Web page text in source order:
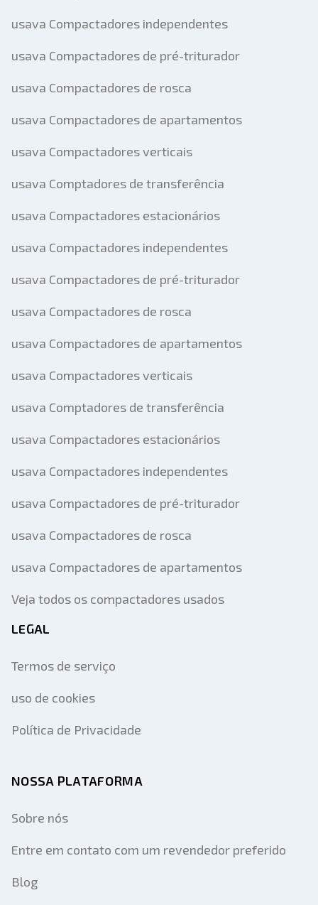
usava Compactadores independentes
usava Compactadores de pré-triturador
usava Compactadores de rosca
usava Compactadores de apartamentos
usava Compactadores verticais
usava Comptadores de transferência
usava Compactadores estacionários
usava Compactadores independentes
usava Compactadores de pré-triturador
usava Compactadores de rosca
usava Compactadores de apartamentos
usava Compactadores verticais
usava Comptadores de transferência
usava Compactadores estacionários
usava Compactadores independentes
usava Compactadores de pré-triturador
usava Compactadores de rosca
usava Compactadores de apartamentos
Veja todos os compactadores usados
LEGAL
Termos de serviço
uso de cookies
Política de Privacidade
NOSSA PLATAFORMA
Sobre nós
Entre em contato com um revendedor preferido
Blog